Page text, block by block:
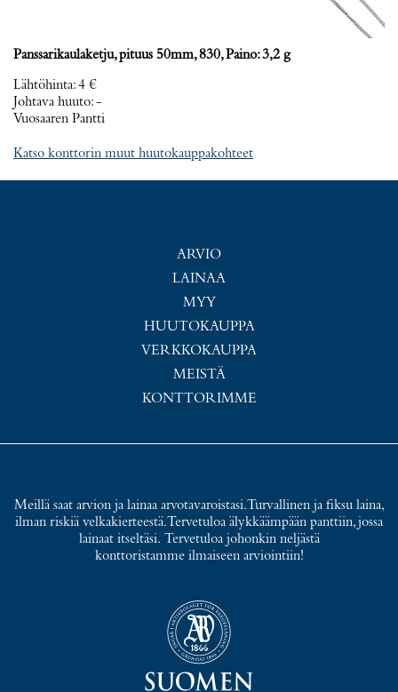
Panssarikaulaketju, pituus 50mm, 830, Paino: 3,2 g
Lähtöhinta:4 €
Johtava huuto:-
Vuosaaren Pantti
Katso konttorin muut huutokauppakohteet
ARVIO
LAINAA
MYY
HUUTOKAUPPA
VERKKOKAUPPA
MEISTÄ
KONTTORIMME
Meillä saat arvion ja lainaa arvotavaroistasi. Turvallinen ja fiksu laina,
ilman riskiä velkakierteestä. Tervetuloa älykkäämpään panttiin, jossa
lainaat itseltäsi. Tervetuloa johonkin neljästä
konttoristamme ilmaiseen arviointiin!